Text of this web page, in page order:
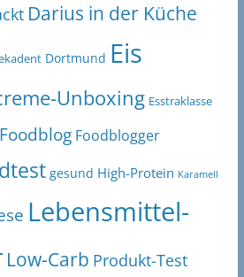
Darius in der Küche
Dortmund Eis
Unboxing Esstraklasse
Foodblog Foodblogger
gesund High-Protein Karamell
Lebensmittel-
Low-Carb Produkt-Test